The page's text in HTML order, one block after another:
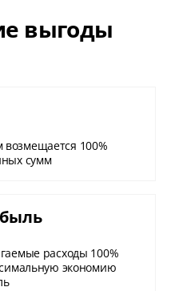
выгоды
100%
сумм
расходы 100%
экономию